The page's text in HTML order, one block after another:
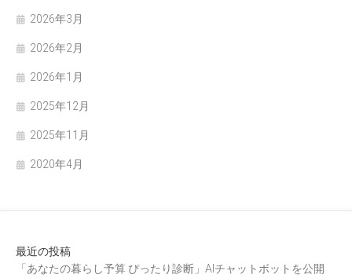
2026年3月
2026年2月
2026年1月
2025年12月
2025年11月
2020年4月
最近の投稿
「あなたの暮らし予算 ぴったり診断」AIチャットボットを公開